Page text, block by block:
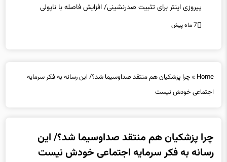
پیروزی اینتر برای تثبیت صدرنشینی/ افزایش فاصله با ناپولی
7 ماه پیش
Home
»چرا پزشکیان هم منتقد صداوسیما شد؟/ این رسانه به فکر سرمایه
اجتماعی خودش نیست
چرا پزشکیان هم منتقد صداوسیما شد؟/ این
رسانه به فکر سرمایه اجتماعی خودش نیست